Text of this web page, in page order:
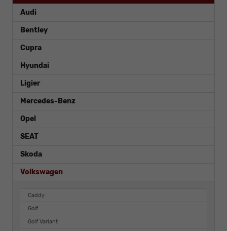
Audi
Bentley
Cupra
Hyundai
Ligier
Mercedes-Benz
Opel
SEAT
Skoda
Volkswagen
Caddy
Golf
Golf Variant